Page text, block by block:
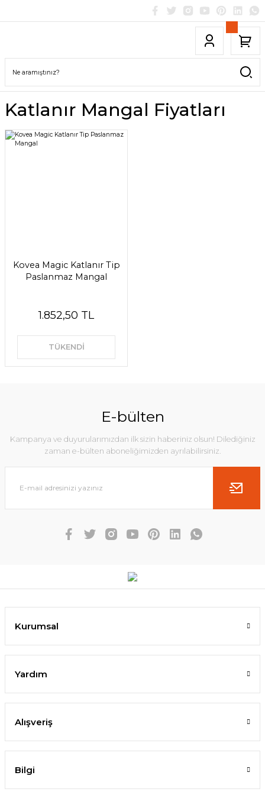
Katlanır Mangal Fiyatları
Kovea Magic Katlanır Tip
Paslanmaz Mangal
1.852,50 TL
TÜKENDİ
E-bülten
Kampanya ve duyurularımızdan ilk sizin haberiniz olsun! Dilediğiniz
zaman e-bülten aboneliğimizden ayrılabilirsiniz.
Kurumsal
Yardım
Alışveriş
Bilgi